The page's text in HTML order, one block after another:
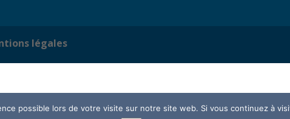
légales
possible lors de votre visite sur notre site web. Si vous continuez à